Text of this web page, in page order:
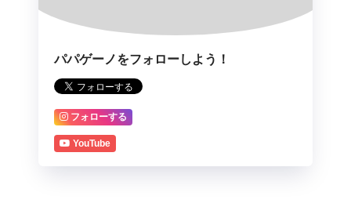
パパゲーノをフォローしよう！
フォローする
YouTube